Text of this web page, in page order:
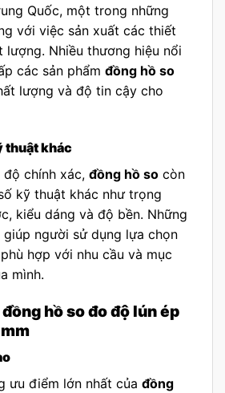
Quốc, một trong những
với việc sản xuất các thiết
lượng. Nhiều thương hiệu nổi
các sản phẩm đồng hồ so
lượng và độ tin cậy cho
thuật khác
chính xác, đồng hồ so còn
kỹ thuật khác như trọng
kiểu dáng và độ bền. Những
người sử dụng lựa chọn
hợp với nhu cầu và mục
mình.
hồ so đo độ lún ép
ưu điểm lớn nhất của đồng